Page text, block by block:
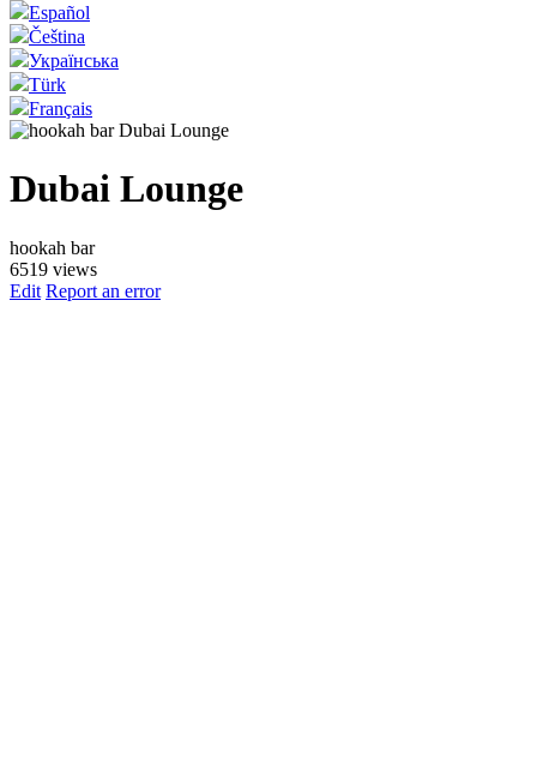
Español
Čeština
Українська
Türk
Français
Dubai Lounge
hookah bar
6519 views
Edit Report an error